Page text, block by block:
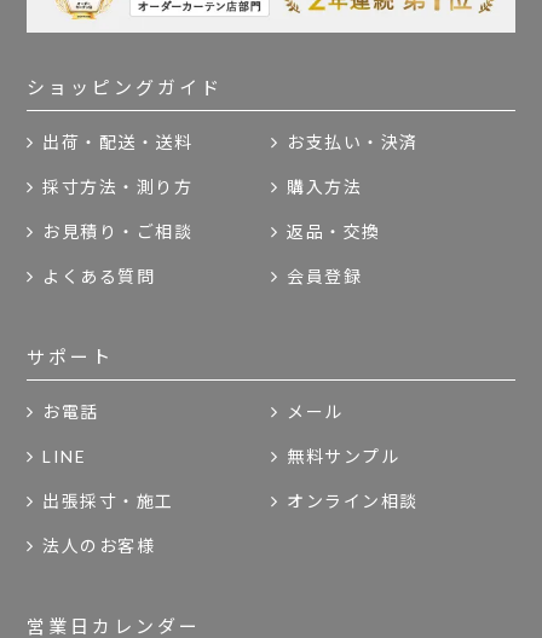
ショッピングガイド
出荷・配送・送料 お支払い・決済
採寸方法・測り方 購入方法
お見積り・ご相談 返品・交換
よくある質問 会員登録
サポート
お電話 メール
LINE 無料サンプル
出張採寸・施工 オンライン相談
法人のお客様
営業日カレンダー